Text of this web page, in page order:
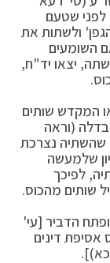
שטעם
ולשתות את
השומעים
יצאו יד"ח,
המקדש שותים
(וראה
שהשתיה נצרכת
שלמעשה
לפיכך
שותים מהכוס.
הדביר [עי'
דינים